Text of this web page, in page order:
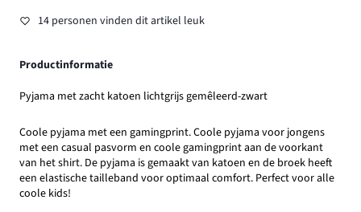
14 personen vinden dit artikel leuk
Productinformatie
Pyjama met zacht katoen lichtgrijs gemêleerd-zwart
Coole pyjama met een gamingprint. Coole pyjama voor jongens
met een casual pasvorm en coole gamingprint aan de voorkant
van het shirt. De pyjama is gemaakt van katoen en de broek heeft
een elastische tailleband voor optimaal comfort. Perfect voor alle
coole kids!